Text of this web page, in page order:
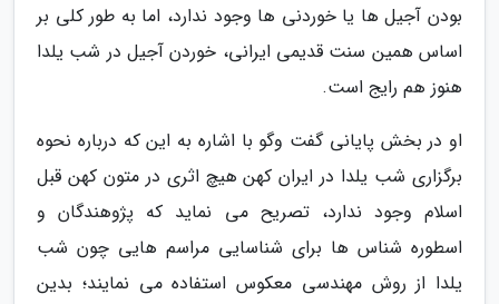
بودن آجیل ها یا خوردنی ها وجود ندارد، اما به طور کلی بر
اساس همین سنت قدیمی ایرانی، خوردن آجیل در شب یلدا
هنوز هم رایج است.
او در بخش پایانی گفت وگو با اشاره به این که درباره نحوه
برگزاری شب یلدا در ایران کهن هیچ اثری در متون کهن قبل
اسلام وجود ندارد، تصریح می نماید که پژوهندگان و
اسطوره شناس ها برای شناسایی مراسم هایی چون شب
یلدا از روش مهندسی معکوس استفاده می نمایند؛ بدین